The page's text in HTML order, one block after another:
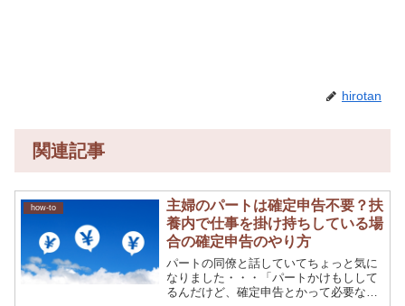
hirotan
関連記事
how-to
主婦のパートは確定申告不要？扶
養内で仕事を掛け持ちしている場
合の確定申告のやり方
パートの同僚と話していてちょっと気に
なりました・・・「パートかけもしして
るんだけど、確定申告とかって必要なの